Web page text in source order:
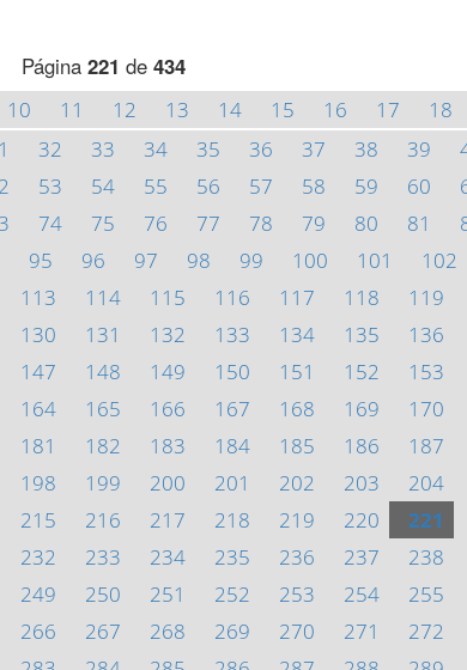
Página 221 de 434
10 11 12 13 14 15 16 17 18
32 33 34 35 36 37 38 39
53 54 55 56 57 58 59 60
74 75 76 77 78 79 80 81
95 96 97 98 99 100 101 102
113 114 115 116 117 118 119
130 131 132 133 134 135 136
147 148 149 150 151 152 153
164 165 166 167 168 169 170
181 182 183 184 185 186 187
198 199 200 201 202 203 204
215 216 217 218 219 220 221
232 233 234 235 236 237 238
249 250 251 252 253 254 255
266 267 268 269 270 271 272